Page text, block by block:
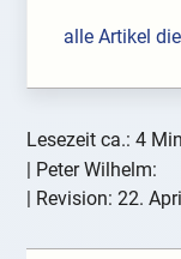
alle Artikel
Lesezeit ca.: 4
| Peter Wilhelm:
| Revision:22.